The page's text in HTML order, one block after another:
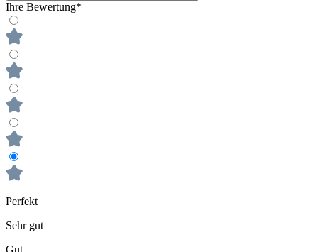
Ihre Bewertung*
Perfekt
Sehr gut